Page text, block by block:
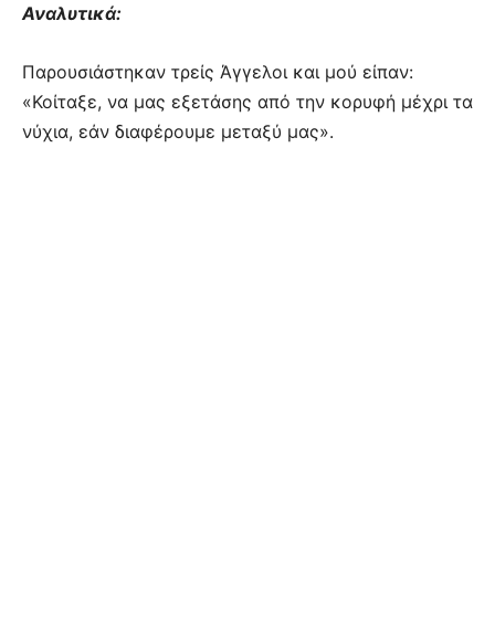
Αναλυτικά:
Παρουσιάστηκαν τρείς Άγγελοι και μού είπαν:
«Κοίταξε, να μας εξετάσης από την κορυφή μέχρι τα
νύχια, εάν διαφέρουμε μεταξύ μας».